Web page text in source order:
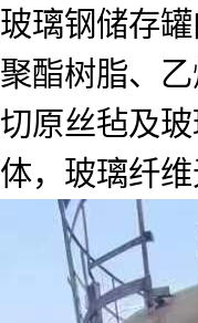
玻璃钢储存
聚酯树脂、
切原丝毡及
体，玻璃纤